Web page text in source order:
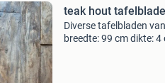
teak hout
Diverse tafelbladen
breedte: 99 cm dikte: